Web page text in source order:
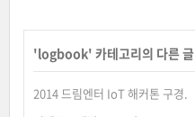
'logbook' 카테고리의 다른 글
2014 드림엔터 IoT 해커톤 구경.